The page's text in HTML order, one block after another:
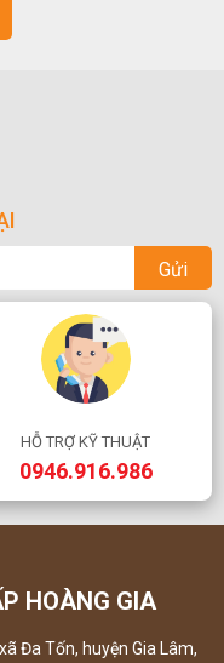
Gửi
HỖ TRỢ KỸ THUẬT
0946.916.986
HOÀNG GIA
Đa Tốn, huyện Gia Lâm,